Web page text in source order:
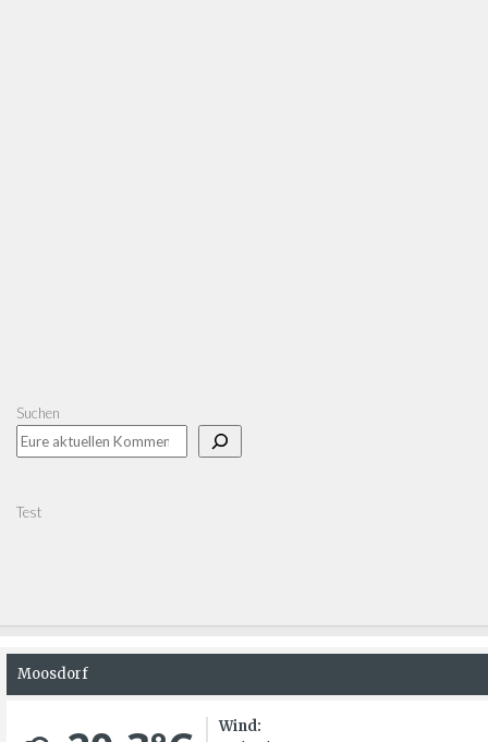
Suchen
Test